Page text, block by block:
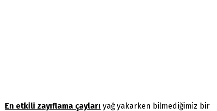
En etkili zayıflama çayları yağ yakarken bilmediğimiz bir